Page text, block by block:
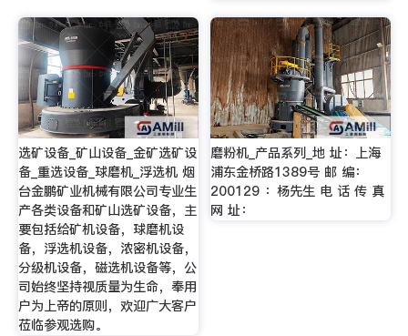
选矿设备_矿山设备_金矿选矿设
备_重选设备_球磨机_浮选机 烟
台金鹏矿业机械有限公司专业生
产各类设备和矿山选矿设备，主
要包括给矿机设备，球磨机设
备，浮选机设备，浓密机设备，
分级机设备，磁选机设备等，公
司始终坚持视质量为生命，奉用
户为上帝的原则，欢迎广大客户
莅临参观选购。
磨粉机_产品系列_地 址：上海
浦东金桥路1389号 邮 编：
200129 ：杨先生 电 话 传 真
网 址：